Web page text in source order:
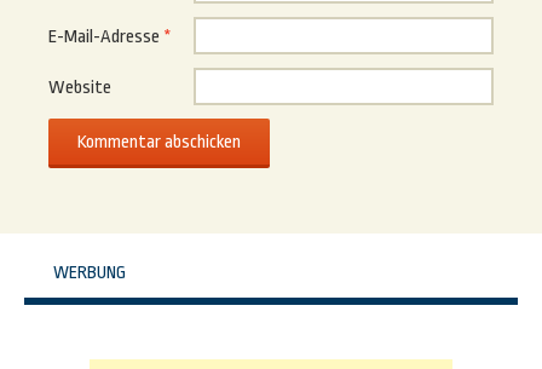
E-Mail-Adresse *
Website
WERBUNG